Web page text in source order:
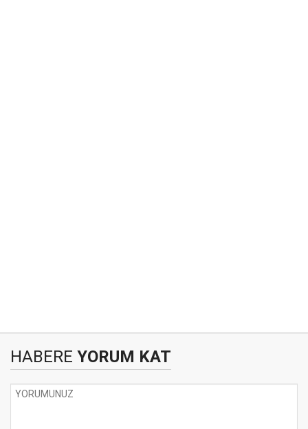
HABERE YORUM KAT